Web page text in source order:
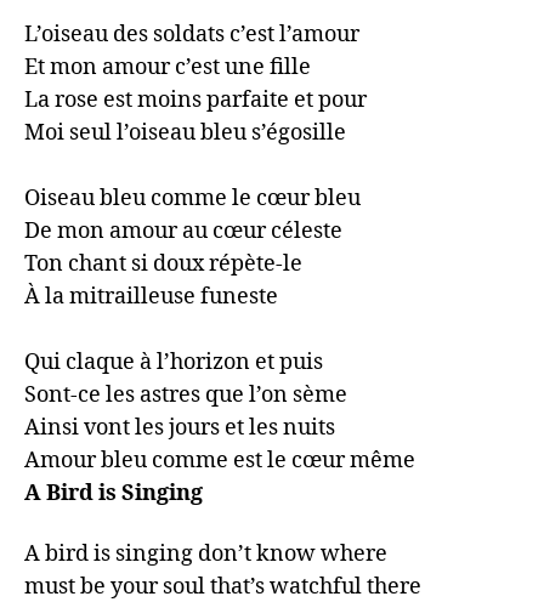
L’oiseau des soldats c’est l’amour
Et mon amour c’est une fille
La rose est moins parfaite et pour
Moi seul l’oiseau bleu s’égosille
Oiseau bleu comme le cœur bleu
De mon amour au cœur céleste
Ton chant si doux répète-le
À la mitrailleuse funeste
Qui claque à l’horizon et puis
Sont-ce les astres que l’on sème
Ainsi vont les jours et les nuits
Amour bleu comme est le cœur même
A Bird is Singing
A bird is singing don’t know where
must be your soul that’s watchful there